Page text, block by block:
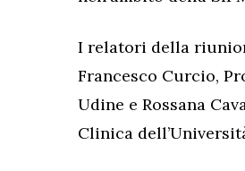
I relatori della
Francesco Curcio,
Udine e Rossana
Clinica